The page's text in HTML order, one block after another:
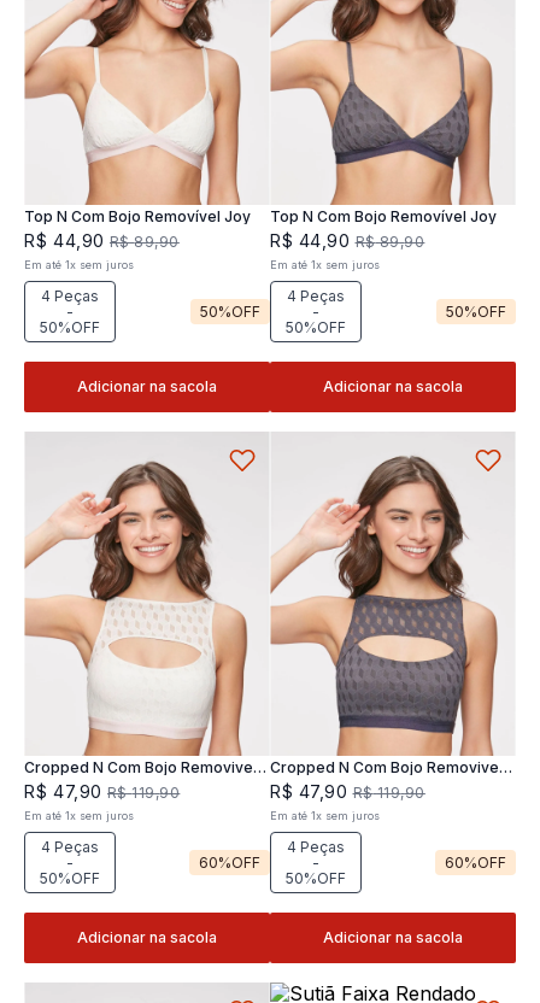
Top N Com Bojo Removível Joy
R$ 44,90 R$ 89,90
Em até1x sem juros
4 Peças
-
50%OFF
50%OFF
Adicionar na sacola
Top N Com Bojo Removível Joy
R$ 44,90 R$ 89,90
Em até 1x sem juros
4 Peças
-
50%OFF
50%OFF
Adicionar na sacola
Cropped N Com Bojo Removivel
Joy
R$ 47, 90 R$ 119,90
Em até1x sem juros
4 Peças
-
50%OFF
60%OFF
Adicionar na sacola
Cropped N Com Bojo Removivel
Joy
R$ 47,90 R$ 119,90
Em até 1x sem juros
4 Peças
-
50%OFF
60%OFF
Adicionar na sacola